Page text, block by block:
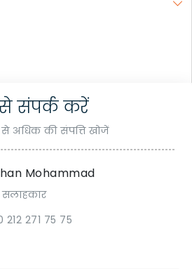
संपर्क करें
अधिक की संपत्ति खोजें
Mohammad
212 271 75 75